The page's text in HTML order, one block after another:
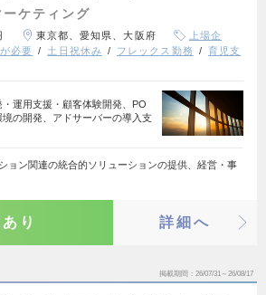
ケティング
東京都、愛知県、大阪府
上場企
必要 土日祝休み フレックス勤務
育児支
・運用支援・顧客体験開発、PO
の開発、アドサーバーの導入支
ョン関連の統合的ソリューションの提供、経営・事
り 詳細へ
掲載期間 26/07/31～26/08/17